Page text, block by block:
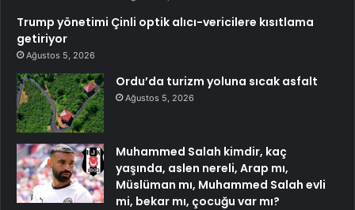
Trump yönetimi Çinli optik alıcı-vericilere kısıtlama
getiriyor
Ağustos 5, 2026
Ordu’da turizm yoluna sıcak asfalt
Ağustos 5, 2026
Muhammed Salah kimdir, kaç
yaşında, aslen nereli, Arap mı,
Müslüman mı, Muhammed Salah evli
mi, bekar mı, çocuğu var mı?